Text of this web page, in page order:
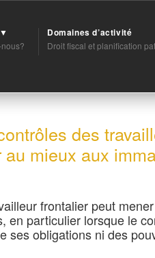
Domaines d’activité
Droit fiscal et planification
des
mieux aux
frontalier peut
en particulier lorsque le
ses obligations ni des